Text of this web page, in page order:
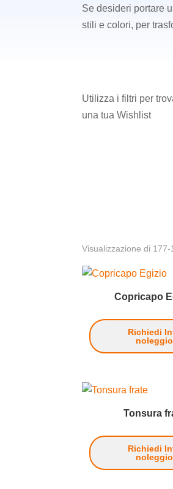
Se desideri portare
stili e colori, per
Utilizza i filtri per
una tua Wishlist
Visualizzazione di
Copricapo
Richiedi
noleggio
Tonsura
Richiedi
noleggio